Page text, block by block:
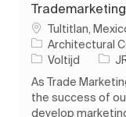
PlaatsTultitlan,
Architectural
Soort baan
Voltijd
As Trade
the success of
develop